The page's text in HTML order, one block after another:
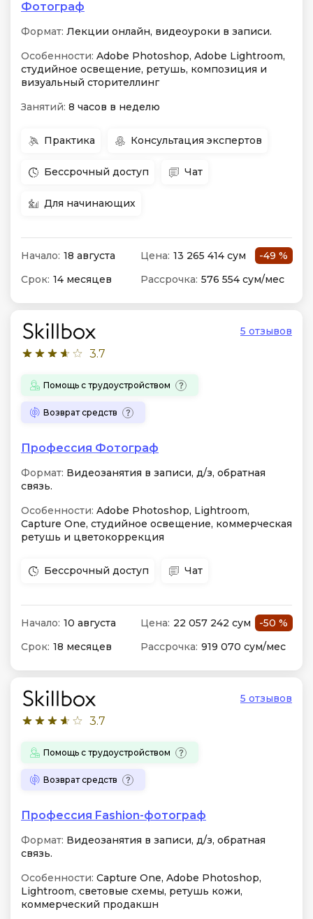
Фотограф
Формат: Лекции онлайн, видеоуроки в записи.
Особенности: Adobe Photoshop, Adobe Lightroom,
студийное освещение, ретушь, композиция и
визуальный сторителлинг
Занятий: 8 часов в неделю
Практика Консультация экспертов
Бессрочный доступ Чат
Для начинающих
Начало: 18 августа Цена: 13 265 414 сум
-49 %
Срок: 14 месяцев Рассрочка: 576 554 сум/мес
3.7
5 отзывов
Помощь с трудоустройством
Возврат средств
Профессия Фотограф
Формат: Видеозанятия в записи, д/з, обратная
связь.
Особенности: Adobe Photoshop, Lightroom,
Capture One, студийное освещение, коммерческая
ретушь и цветокоррекция
Бессрочный доступ Чат
Начало: 10 августа Цена: 22 057 242 сум
-50 %
Срок: 18 месяцев Рассрочка: 919 070 сум/мес
3.7
5 отзывов
Помощь с трудоустройством
Возврат средств
Профессия Fashion-фотограф
Формат: Видеозанятия в записи, д/з, обратная
связь.
Особенности: Capture One, Adobe Photoshop,
Lightroom, световые схемы, ретушь кожи,
коммерческий продакшн